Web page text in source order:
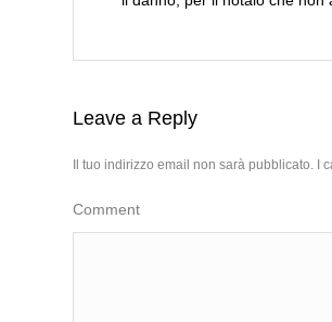
Leave a Reply
Il tuo indirizzo email non sarà pubblicato. I
Comment